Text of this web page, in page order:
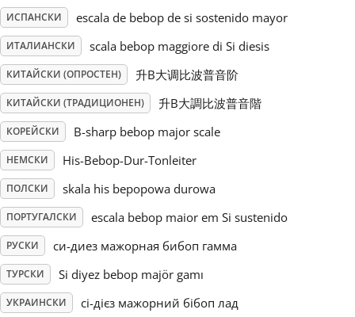
Svenska
Tiếng Việt
Türkçe
Українська
简体中文
繁體中文
ИСПАНСКИ escala de bebop de si sostenido mayor
ИТАЛИАНСКИ scala bebop maggiore di Si diesis
КИТАЙСКИ (ОПРОСТЕН) 升B大调比波普音阶
КИТАЙСКИ (ТРАДИЦИОНЕН) 升B大調比波普音階
КОРЕЙСКИ B-sharp bebop major scale
НЕМСКИ His-Bebop-Dur-Tonleiter
ПОЛСКИ skala his bepopowa durowa
ПОРТУГАЛСКИ escala bebop maior em Si sustenido
РУСКИ си-диез мажорная бибоп гамма
ТУРСКИ Si diyez bebop majör gamı
УКРАИНСКИ сі-дієз мажорний бібоп лад